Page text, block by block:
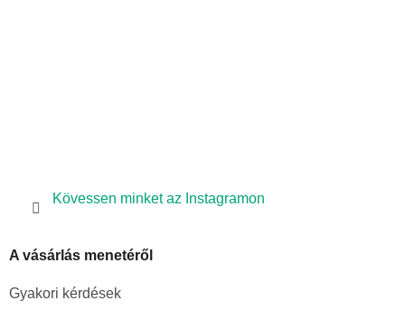
Kövessen minket az Instagramon
A vásárlás menetéről
Gyakori kérdések